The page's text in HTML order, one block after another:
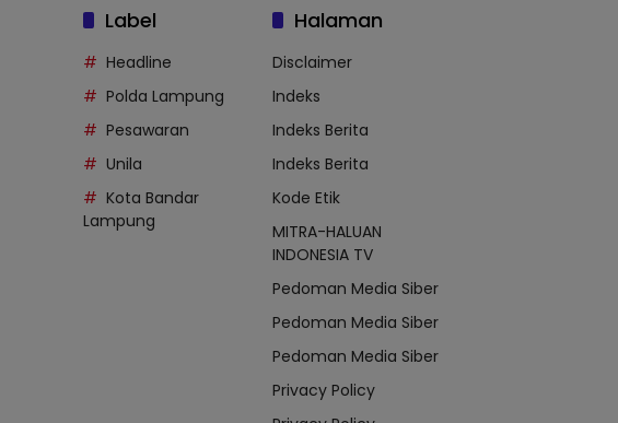
Label
Headline
Polda Lampung
Pesawaran
Unila
Kota Bandar
Lampung
Halaman
Disclaimer
Indeks
Indeks Berita
Indeks Berita
Kode Etik
MITRA-HALUAN
INDONESIA TV
Pedoman Media Siber
Pedoman Media Siber
Pedoman Media Siber
Privacy Policy